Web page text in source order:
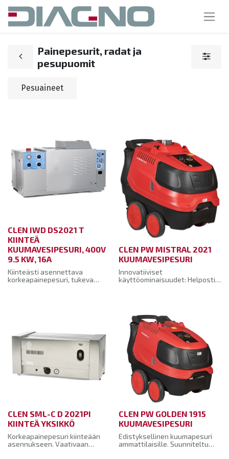
Painepesurit, radat ja
pesupuomit
Pesuaineet
CLEN IWD DS2021 T
KIINTEÄ
KUUMAVESIPESURI, 400V
9.5 KW, 16A
Kiinteästi asennettava
korkeapainepesuri, tukeva
CLEN PW MISTRAL 2021
KUUMAVESIPESURI
Innovatiiviset
käyttöominaisuudet: Helposti
Säädettävä korkeapaineinen
pesuaineen syöttö. Luotettava
ruostumattomasta teräksestä
valmistettu
vedenlämmitysboileri.
Keraaminen pohja boilerissa.
Tehokas kaksinkertainen 40
metrinen kattilateräs-kierukka.
Tarkka lähtevän veden
lämpötilan säätö
termostaatilla.
CLEN SML-C D 2021PI
KIINTEÄ YKSIKKÖ
Korkeapainepesuri kiinteään
asennukseen. Vaativaan
CLEN PW GOLDEN 1915
KUUMAVESIPESURI
Edistyksellinen kuumapesuri
ammattilaisille. Suunniteltu